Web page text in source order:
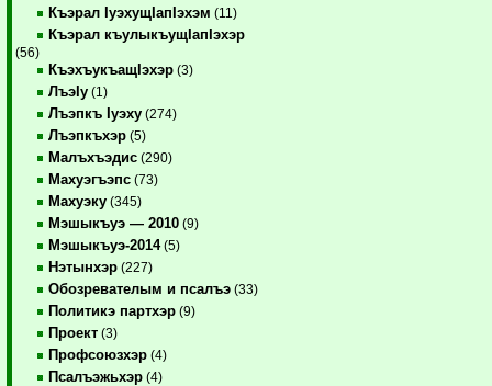
Къэрал IуэхущIапIэхэм (11)
Къэрал къулыкъущIапIэхэр
(56)
КъэхъукъащIэхэр (3)
ЛъэIу (1)
Лъэпкъ Iуэху (274)
Лъэпкъхэр (5)
Малъхъэдис (290)
Махуэгъэпс (73)
Махуэку (345)
Мэшыкъуэ — 2010 (9)
Мэшыкъуэ-2014(5)
Нэтынхэр (227)
Обозревателым и псалъэ (33)
Политикэ партхэр (9)
Проект (3)
Профсоюзхэр (4)
Псалъэжьхэр (4)